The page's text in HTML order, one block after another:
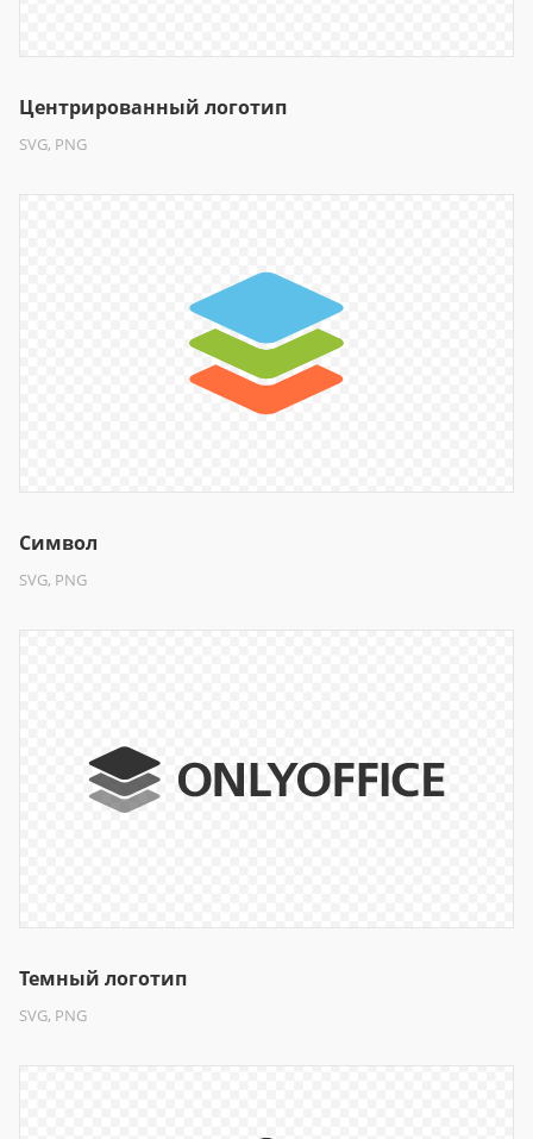
Центрированный логотип
SVG, PNG
Символ
SVG, PNG
Темный логотип
SVG, PNG